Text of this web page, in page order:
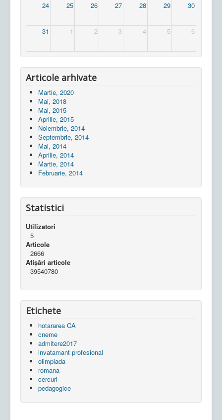
24 25 26 27 28 29 30
31 1 2 3 4 5 6
Articole arhivate
Martie, 2020
Mai, 2018
Mai, 2015
Aprilie, 2015
Noiembrie, 2014
Septembrie, 2014
Mai, 2014
Aprilie, 2014
Martie, 2014
Februarie, 2014
Statistici
Utilizatori
5
Articole
2666
Afișări articole
39540780
Etichete
hotararea CA
cneme
admitere2017
invatamant profesional
olimpiada
romana
cercuri
pedagogice